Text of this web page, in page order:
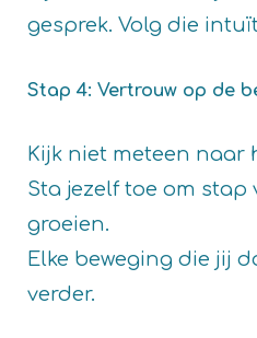
gesprek. Volg die
Stap 4: Vertrouw op de
Kijk niet meteen naar
Sta jezelf toe om stap
groeien.
Elke beweging die jij
verder.